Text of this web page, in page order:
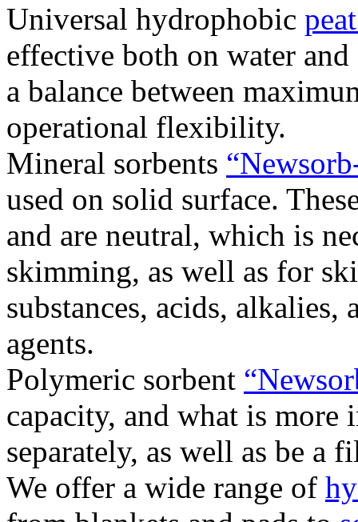
Universal hydrophobic
effective both on water
a balance between
operational flexibility.
Mineral sorbents
used on solid surface.
and are neutral, which is
skimming, as well as for
substances, acids, alkalies,
agents.
Polymeric sorbent
capacity, and what is more
separately, as well as be a
We offer a wide range of